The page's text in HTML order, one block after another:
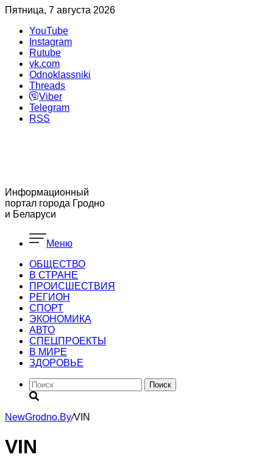
Пятница, 7 августа 2026
YouTube
Instagram
Rutube
vk.com
Odnoklassniki
Threads
Viber
Telegram
RSS
Информационный
портал города Гродно
и Беларуси
Меню
ОБЩЕСТВО
В СТРАНЕ
ПРОИСШЕСТВИЯ
РЕГИОН
CПОРТ
ЭКОНОМИКА
АВТО
СПЕЦПРОЕКТЫ
В МИРЕ
ЗДОРОВЬЕ
Поиск
NewGrodno.By/VIN
VIN